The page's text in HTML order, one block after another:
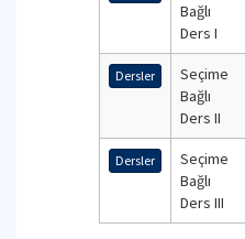
Bağlı
Ders I
Dersler
Seçime
Bağlı
Ders II
Dersler
Seçime
Bağlı
Ders III